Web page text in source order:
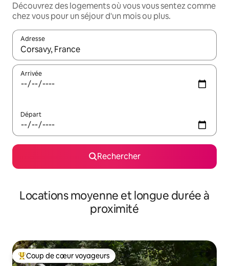
Découvrez des logements où vous vous sentez comme
chez vous pour un séjour d'un mois ou plus.
Adresse
Lorsque les résultats s'affichent, utilisez les flèches vers le
Arrivée
Départ
Rechercher
Locations moyenne et longue durée à
proximité
Coups de cœur voyageurs les plus appréciés
Coup de cœur voyageurs